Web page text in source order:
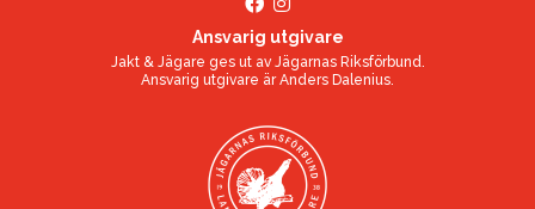
Ansvarig utgivare
Jakt & Jägare ges ut av Jägarnas Riksförbund.
Ansvarig utgivare ärAnders Dalenius.